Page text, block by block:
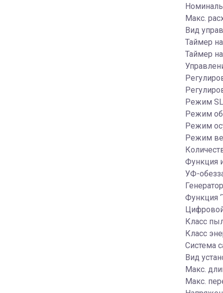
Макс.
Вид
Таймер
Таймер
Режим
Режим
Режим
Режим
Функция
УФ-
Функция
Класс
Класс
Система
Вид
Макс.
Макс.